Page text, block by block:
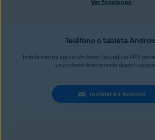
Ver funciones
Teléfono o tableta
Instala nuestra aplicación Avast SecureLine VPN
y suscríbete directamente desde tu
Instalar en Android